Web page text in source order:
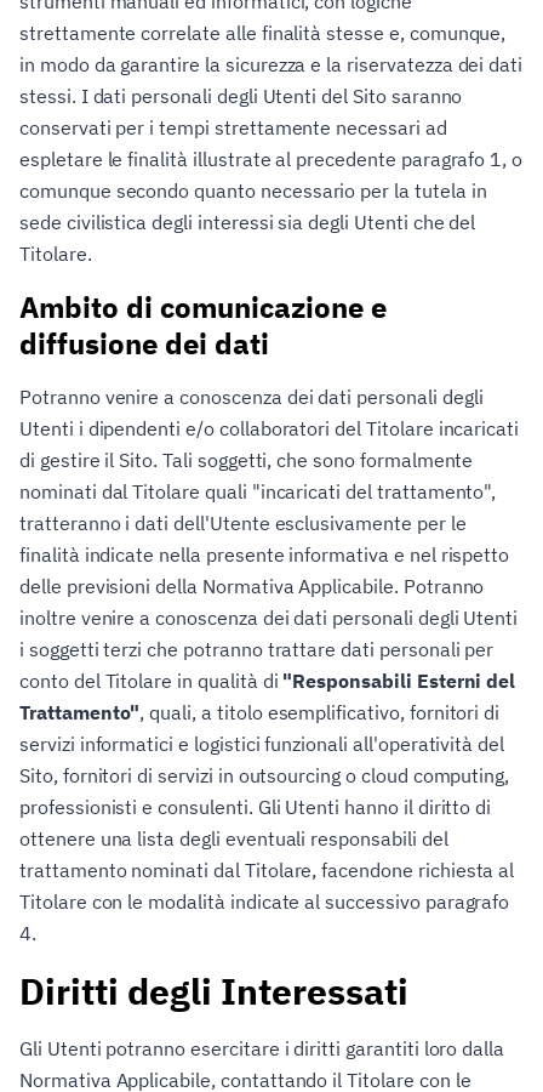
strettamente correlate alle finalità stesse e, comunque,
in modo da garantire la sicurezza e la riservatezza dei dati
stessi. I dati personali degli Utenti del Sito saranno
conservati per i tempi strettamente necessari ad
espletare le finalità illustrate al precedente paragrafo 1, o
comunque secondo quanto necessario per la tutela in
sede civilistica degli interessi sia degli Utenti che del
Titolare.
Ambito di comunicazione e
diffusione dei dati
Potranno venire a conoscenza dei dati personali degli
Utenti i dipendenti e/o collaboratori del Titolare incaricati
di gestire il Sito. Tali soggetti, che sono formalmente
nominati dal Titolare quali "incaricati del trattamento",
tratteranno i dati dell'Utente esclusivamente per le
finalità indicate nella presente informativa e nel rispetto
delle previsioni della Normativa Applicabile. Potranno
inoltre venire a conoscenza dei dati personali degli Utenti
i soggetti terzi che potranno trattare dati personali per
conto del Titolare in qualità di "Responsabili Esterni del
Trattamento", quali, a titolo esemplificativo, fornitori di
servizi informatici e logistici funzionali all'operatività del
Sito, fornitori di servizi in outsourcing o cloud computing,
professionisti e consulenti. Gli Utenti hanno il diritto di
ottenere una lista degli eventuali responsabili del
trattamento nominati dal Titolare, facendone richiesta al
Titolare con le modalità indicate al successivo paragrafo
4.
Diritti degli Interessati
Gli Utenti potranno esercitare i diritti garantiti loro dalla
Normativa Applicabile, contattando il Titolare con le